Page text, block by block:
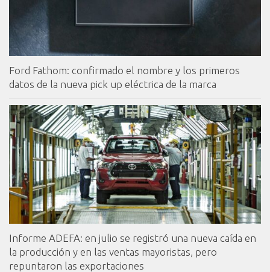
Ford Fathom: confirmado el nombre y los primeros
datos de la nueva pick up eléctrica de la marca
Informe ADEFA: en julio se registró una nueva caída en
la producción y en las ventas mayoristas, pero
repuntaron las exportaciones